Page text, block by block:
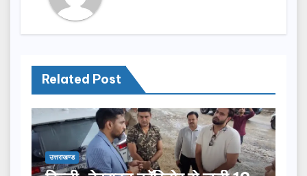
Related Post
उत्तराखण्ड